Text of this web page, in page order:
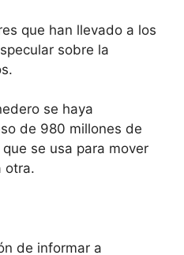
que han llevado a los
sobre la
se haya
de 980 millones de
se usa para mover
otra.
de informar a